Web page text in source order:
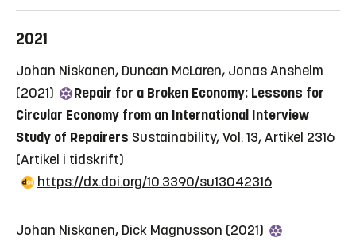
2021
Johan Niskanen, Duncan McLaren, Jonas Anshelm
(2021)
Repair for a Broken Economy: Lessons for
Circular Economy from an International Interview
Study of Repairers Sustainability, Vol. 13, Artikel 2316
(Artikel i tidskrift)
https://dx.doi.org/10.3390/su13042316
Johan Niskanen, Dick Magnusson (2021)